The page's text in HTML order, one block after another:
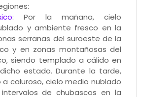
: Por la mañana, cielo
y ambiente fresco en la
serranas del suroeste de la
y en zonas montañosas del
siendo templado a cálido en
estado. Durante la tarde,
caluroso, cielo medio nublado
de chubascos en la